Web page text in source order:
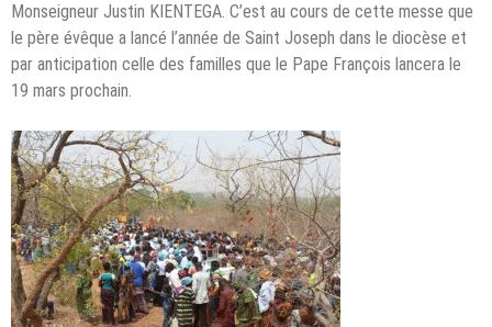
Monseigneur Justin KIENTEGA. C’est au cours de cette messe que
le père évêque a lancé l’année de Saint Joseph dans le diocèse et
par anticipation celle des familles que le Pape François lancera le
19 mars prochain.